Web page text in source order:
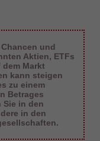
und
Aktien, ETFs
Markt
kann steigen
zu einem
Betrages
Sie in den
in den